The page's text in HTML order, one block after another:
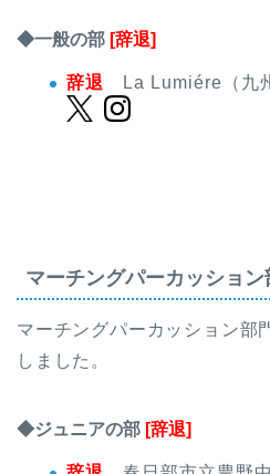
◆一般の部 [辞退]
辞退 La Lumiére（九
マーチングパーカッション
マーチングパーカッション部
しました。
◆ジュニアの部 [辞退]